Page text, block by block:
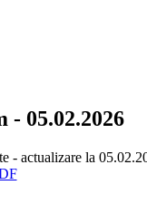
05.02.2026
- actualizare la